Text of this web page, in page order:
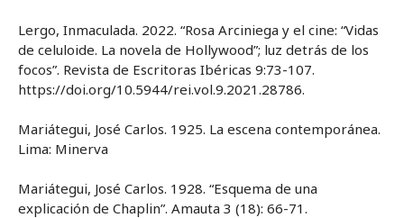
Lergo, Inmaculada. 2022. “Rosa Arciniega y el cine: “Vidas
de celuloide. La novela de Hollywood”; luz detrás de los
focos”. Revista de Escritoras Ibéricas 9:73-107.
https://doi.org/10.5944/rei.vol.9.2021.28786.
Mariátegui, José Carlos. 1925. La escena contemporánea.
Lima: Minerva
Mariátegui, José Carlos. 1928. “Esquema de una
explicación de Chaplin”. Amauta 3 (18): 66-71.